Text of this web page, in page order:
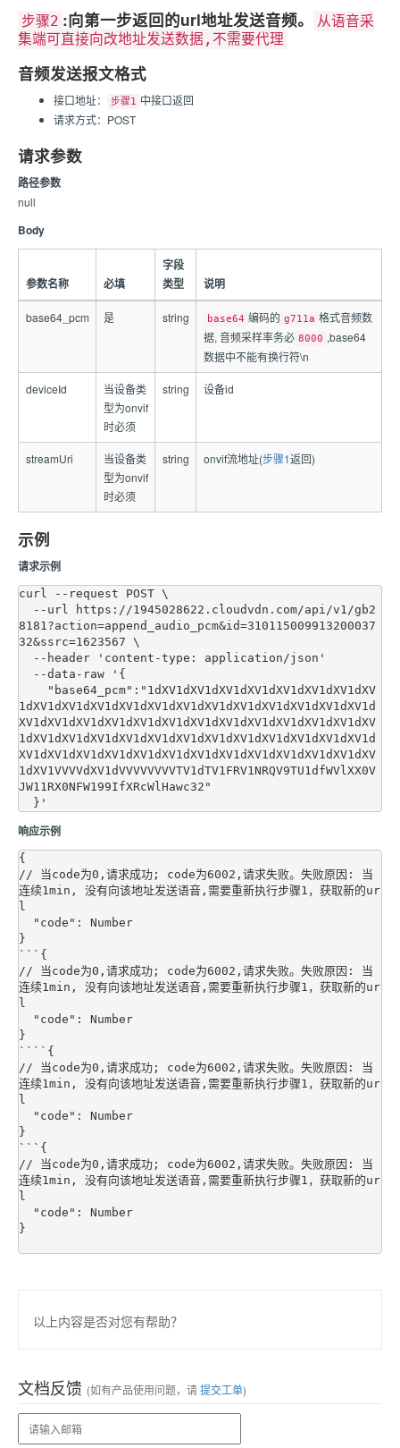
步骤2 :向第一步返回的url地址发送音频。
从语音采
集端可直接向改地址发送数据,不需要代理
音频发送报文格式
接口地址： 步骤1 中接口返回
请求方式：POST
请求参数
路径参数
null
Body
参数名称 必填
字段
类型
说明
base64_pcm 是 string base64 编码的 g711a 格式音频数
据, 音频采样率务必 8000 ,base64
数据中不能有换行符\n
deviceId
当设备类
型为onvif
时必须
string 设备id
streamUri
当设备类
型为onvif
时必须
string onvif流地址(步骤1返回)
示例
请求示例
curl --request POST \
8181?action=append_audio_pcm&id=310115009913200037
32&ssrc=1623567 \
1dXV1dXV1dXV1dXV1dXV1dXV1dXV1dXV1dXV1dXV1dXV1dXV1d
XV1dXV1dXV1dXV1dXV1dXV1dXV1dXV1dXV1dXV1dXV1dXV1dXV
1dXV1dXV1dXV1dXV1dXV1dXV1dXV1dXV1dXV1dXV1dXV1dXV1d
XV1dXV1dXV1dXV1dXV1dXV1dXV1dXV1dXV1dXV1dXV1dXV1dXV
1dXV1VVVVdXV1dVVVVVVVVTV1dTV1FRV1NRQV9TU1dfWVlXX0V
JW11RX0NFW199IfXRcWlHawc32"
响应示例
{
// 当code为0,请求成功; code为6002,请求失败。失败原因: 当
连续1min, 没有向该地址发送语音,需要重新执行步骤1，获取新的ur
l
}
```{
// 当code为0,请求成功; code为6002,请求失败。失败原因: 当
连续1min, 没有向该地址发送语音,需要重新执行步骤1，获取新的ur
l
}
````{
// 当code为0,请求成功; code为6002,请求失败。失败原因: 当
连续1min, 没有向该地址发送语音,需要重新执行步骤1，获取新的ur
l
}
```{
// 当code为0,请求成功; code为6002,请求失败。失败原因: 当
连续1min, 没有向该地址发送语音,需要重新执行步骤1，获取新的ur
l
}
以上内容是否对您有帮助？
文档反馈 (如有产品使用问题，请提交工单)